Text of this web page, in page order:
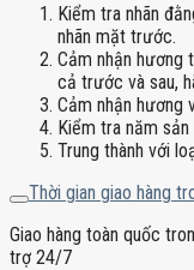
Kiểm tra nhãn
nhãn mặt trước.
Cảm nhận hương
cả trước và sau,
Cảm nhận hương
Kiểm tra năm sản
Trung thành với
Thời gian giao hàng
Giao hàng toàn quốc
trợ 24/7